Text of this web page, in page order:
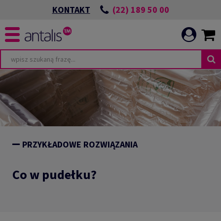
KONTAKT (22) 189 50 00
PRZYKŁADOWE ROZWIĄZANIA
Co w pudełku?